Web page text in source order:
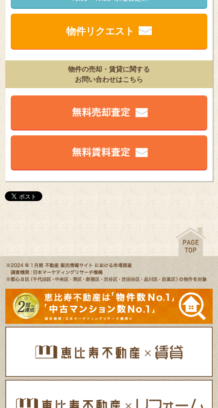
物件リクエスト
物件の売却・賃貸に関する
お問い合わせはこちら